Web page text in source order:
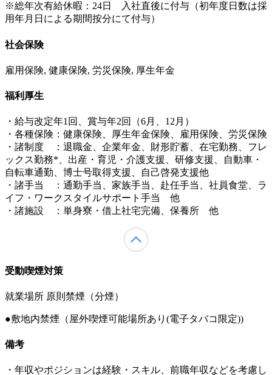
※総年次有給休暇：24日 入社直後に付与（初年度日数は採
用年月日による期間按分にて付与）
社会保険
雇用保険, 健康保険, 労災保険, 厚生年金
福利厚生
・給与改定年1回、賞与年2回（6月、12月）
・各種保険：健康保険、厚生年金保険、雇用保険、労災保険
・諸制度 ：退職金、企業年金、財形貯蓄、在宅勤務、フレ
ックス勤務*、出産・育児・介護支援、研修支援、自動車・
自転車通勤、博士号取得支援、自己啓発支援他
・諸手当 ：通勤手当、家族手当、赴任手当、社員食堂、ラ
イフ・ワークスタイルサポート手当 他
・諸施設 ：単身寮・借上社宅完備、保養所 他
受動喫煙対策
就業場所 原則禁煙（分煙）
●敷地内禁煙（屋外喫煙可能場所あり(電子タバコ限定))
備考
・年収やポジションは経験・スキル、前職年収などを考慮し